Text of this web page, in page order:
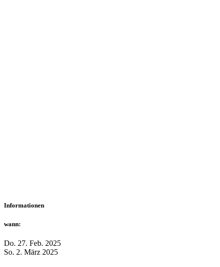
Informationen
wann:
Do. 27. Feb. 2025
So. 2. März 2025